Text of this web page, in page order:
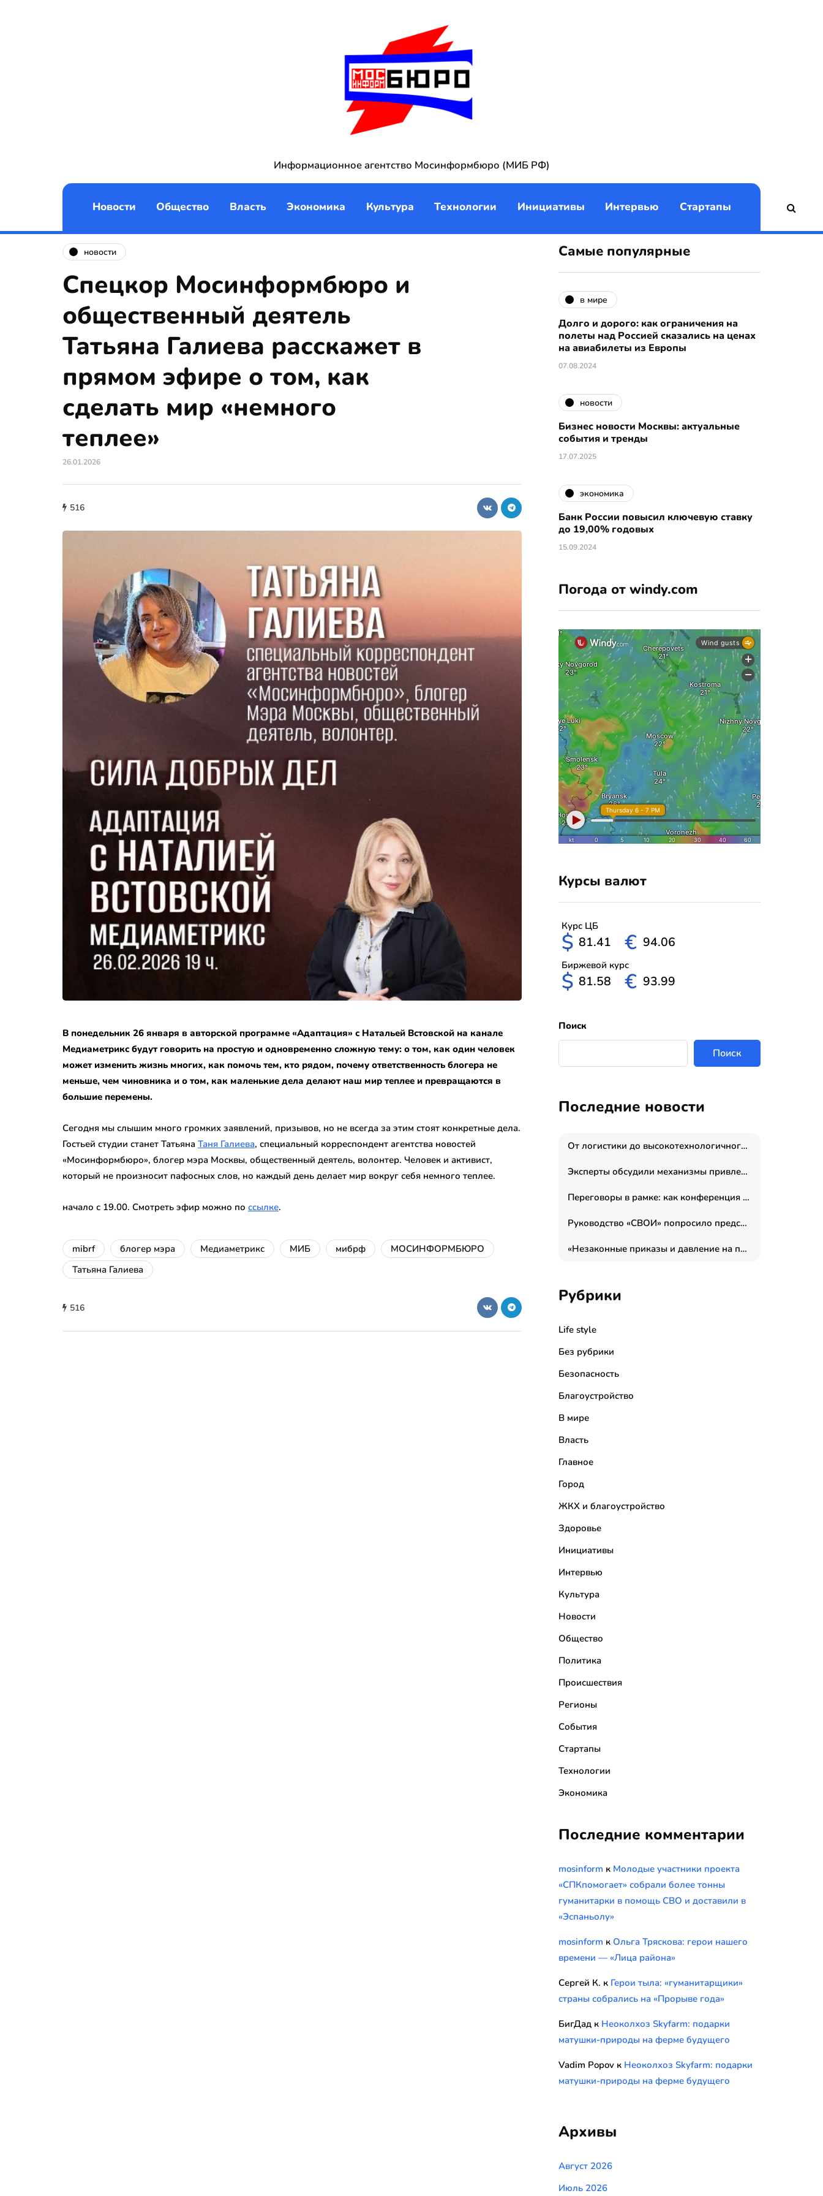
Информационное агентство Мосинформбюро (МИБ РФ)
Новости Общество Власть Экономика Культура Технологии Инициативы Интервью Стартапы
новости
Спецкор Мосинформбюро и
общественный деятель
Татьяна Галиева расскажет в
прямом эфире о том, как
сделать мир «немного
теплее»
26.01.2026
516
В понедельник 26 января в авторской программе «Адаптация» с Натальей Встовской на канале
Медиаметрикс будут говорить на простую и одновременно сложную тему: о том, как один человек
может изменить жизнь многих, как помочь тем, кто рядом, почему ответственность блогера не
меньше, чем чиновника и о том, как маленькие дела делают наш мир теплее и превращаются в
большие перемены.
Сегодня мы слышим много громких заявлений, призывов, но не всегда за этим стоят конкретные дела.
Гостьей студии станет Татьяна Таня Галиева, специальный корреспондент агентства новостей
«Мосинформбюро», блогер мэра Москвы, общественный деятель, волонтер. Человек и активист,
который не произносит пафосных слов, но каждый день делает мир вокруг себя немного теплее.
начало с 19.00. Смотреть эфир можно по ссылке.
mibrf блогер мэра Медиаметрикс МИБ мибрф
МОСИНФОРМБЮРО
Татьяна Галиева
516
Самые популярные
в мире
Долго и дорого: как ограничения на
полеты над Россией сказались на ценах
на авиабилеты из Европы
07.08.2024
новости
Бизнес новости Москвы: актуальные
события и тренды
17.07.2025
экономика
Банк России повысил ключевую ставку
до 19,00% годовых
15.09.2024
Погода от windy.com
Курсы валют
Курс ЦБ
$ 81.41 € 94.06
Биржевой курс
$ 81.58 € 93.99
Поиск
Поиск
Последние новости
От логистики до высокотехнологичного производства: как основатель “гагаринга” выстраивает экосистему безопасности и гражданских БПЛА
Эксперты обсудили механизмы привлечения молодых специалистов в промышленные города
Переговоры в рамке: как конференция «Бизнес как искусство» переформатирует деловой этикет в стенах ТПП РФ
Руководство «СВОИ» попросило председателя СКР дать правовую оценку обысков в тыловом штабе
«Незаконные приказы и давление на полицию»: Эрнеста Султанова задержали у посольства Израиля во время одиночного пикета
Рубрики
Life style
Без рубрики
Безопасность
Благоустройство
В мире
Власть
Главное
Город
ЖКХ и благоустройство
Здоровье
Инициативы
Интервью
Культура
Новости
Общество
Политика
Происшествия
Регионы
События
Стартапы
Технологии
Экономика
Последние комментарии
mosinform к Молодые участники проекта
«СПКпомогает» собрали более тонны
гуманитарки в помощь СВО и доставили в
«Эспаньолу»
mosinform к Ольга Тряскова: герои нашего
времени — «Лица района»
Сергей К. к Герои тыла: «гуманитарщики»
страны собрались на «Прорыве года»
БигДад к Неоколхоз Skyfarm: подарки
матушки-природы на ферме будущего
Vadim Popov к Неоколхоз Skyfarm: подарки
матушки-природы на ферме будущего
Архивы
Август 2026
Июль 2026